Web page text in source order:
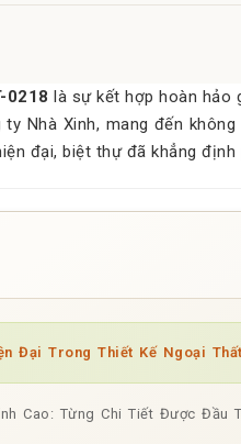
0218 là sự kết hợp hoàn hảo
ty Nhà Xinh, mang đến
đại, biệt thự đã khẳng
Đại Trong Thiết Kế Ngoại Thất
Cao: Từng Chi Tiết Được Đầu